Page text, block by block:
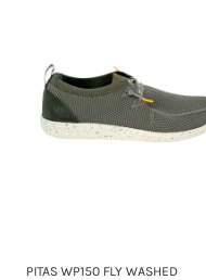
PITAS WP150 FLY WASHED